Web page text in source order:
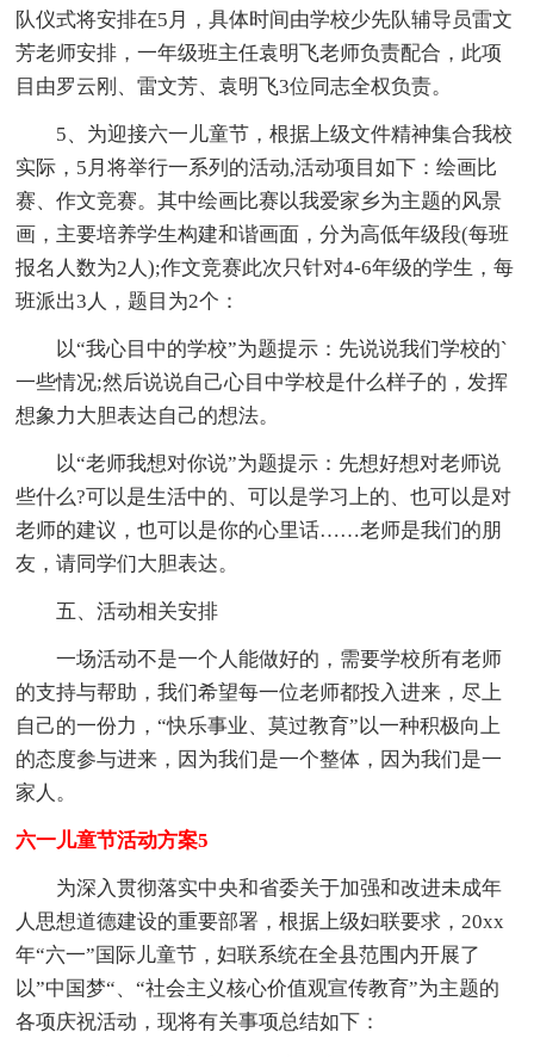
队仪式将安排在5月，具体时间由学校少先队辅导员雷文
芳老师安排，一年级班主任袁明飞老师负责配合，此项
目由罗云刚、雷文芳、袁明飞3位同志全权负责。
5、为迎接六一儿童节，根据上级文件精神集合我校
实际，5月将举行一系列的活动,活动项目如下：绘画比
赛、作文竞赛。其中绘画比赛以我爱家乡为主题的风景
画，主要培养学生构建和谐画面，分为高低年级段(每班
报名人数为2人);作文竞赛此次只针对4-6年级的学生，每
班派出3人，题目为2个：
以“我心目中的学校”为题提示：先说说我们学校的`
一些情况;然后说说自己心目中学校是什么样子的，发挥
想象力大胆表达自己的想法。
以“老师我想对你说”为题提示：先想好想对老师说
些什么?可以是生活中的、可以是学习上的、也可以是对
老师的建议，也可以是你的心里话……老师是我们的朋
友，请同学们大胆表达。
五、活动相关安排
一场活动不是一个人能做好的，需要学校所有老师
的支持与帮助，我们希望每一位老师都投入进来，尽上
自己的一份力，“快乐事业、莫过教育”以一种积极向上
的态度参与进来，因为我们是一个整体，因为我们是一
家人。
六一儿童节活动方案5
为深入贯彻落实中央和省委关于加强和改进未成年
人思想道德建设的重要部署，根据上级妇联要求，20xx
年“六一”国际儿童节，妇联系统在全县范围内开展了
以”中国梦“、“社会主义核心价值观宣传教育”为主题的
各项庆祝活动，现将有关事项总结如下：